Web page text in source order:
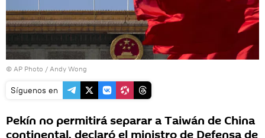
© AP Photo / Andy Wong
Síguenos en
Pekín no permitirá separar a Taiwán de China